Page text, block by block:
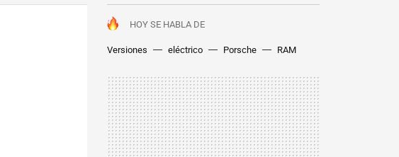
HOY SE HABLA DE
Versiones eléctrico Porsche RAM